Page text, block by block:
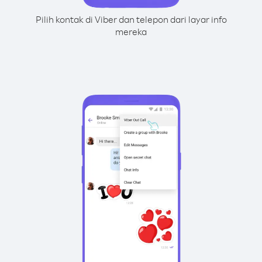
Pilih kontak di Viber dan telepon dari layar info
mereka